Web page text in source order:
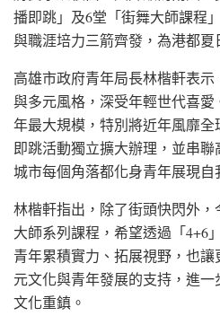
播即跳」及6堂「街舞大師課程
與職涯培力三箭齊發，為港都夏
高雄市政府青年局長林楷軒表
與多元風格，深受年輕世代喜
年最大規模，特別將近年風靡全
即跳活動獨立擴大辦理，並串
城市每個角落都化身青年展現自
林楷軒指出，除了街頭快閃外
大師系列課程，希望透過「4+6
青年累積實力、拓展視野，也
元文化與青年發展的支持，進
文化重鎮。